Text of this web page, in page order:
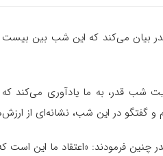
بیان می‌کند که این شب بین
شب قدر، به ما یادآوری می‌کند که
گفتگو در این شب، نشانه‌ای از
چنین فرمودند: «اعتقاد ما این